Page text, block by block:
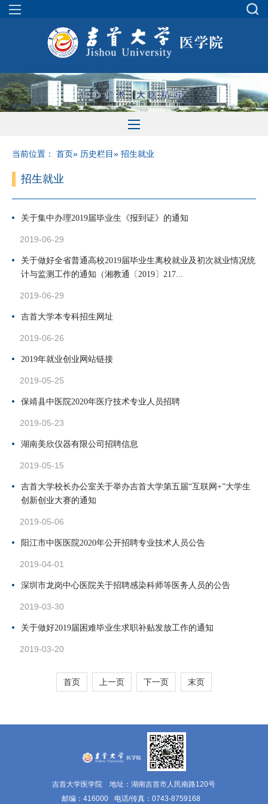
当前位置： 首页» 历史栏目» 招生就业
招生就业
关于集中办理2019届毕业生《报到证》的通知
2019-06-29
关于做好全省普通高校2019届毕业生离校就业及初次就业情况统
计与监测工作的通知（湘教通〔2019〕217...
2019-06-29
吉首大学本专科招生网址
2019-06-26
2019年就业创业网站链接
2019-05-25
保靖县中医院2020年医疗技术专业人员招聘
2019-05-23
湖南美欣仪器有限公司招聘信息
2019-05-15
吉首大学校长办公室关于举办吉首大学第五届“互联网+”大学生
创新创业大赛的通知
2019-05-06
阳江市中医医院2020年公开招聘专业技术人员公告
2019-04-01
深圳市龙岗中心医院关于招聘感染科师等医务人员的公告
2019-03-30
关于做好2019届困难毕业生求职补贴发放工作的通知
2019-03-20
首页 上一页 下一页 末页
吉首大学医学院 地址：湖南吉首市人民南路120号
邮编：416000
电话/传真：0743-8759168